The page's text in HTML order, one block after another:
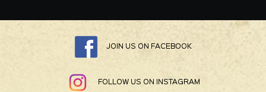
JOIN US ON FACEBOOK
FOLLOW US ON INSTAGRAM